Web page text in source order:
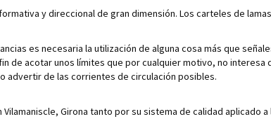
y direccional de gran dimensión. Los carteles de
es necesaria la utilización de alguna cosa más que
de acotar unos límites que por cualquier motivo, no
advertir de las corrientes de circulación posibles.
Vilamaniscle, Girona tanto por su sistema de calidad